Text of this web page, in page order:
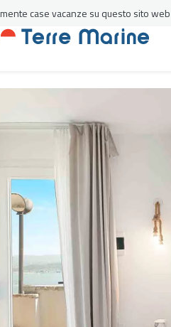
case vacanze su questo sito